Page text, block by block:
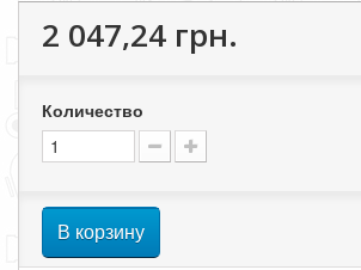
2 047,24 грн.
Количество
В корзину